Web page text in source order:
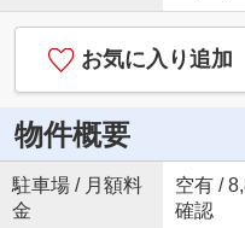
お気に入り追加
物件概要
駐車場 / 月額料
金
空有 /
確認